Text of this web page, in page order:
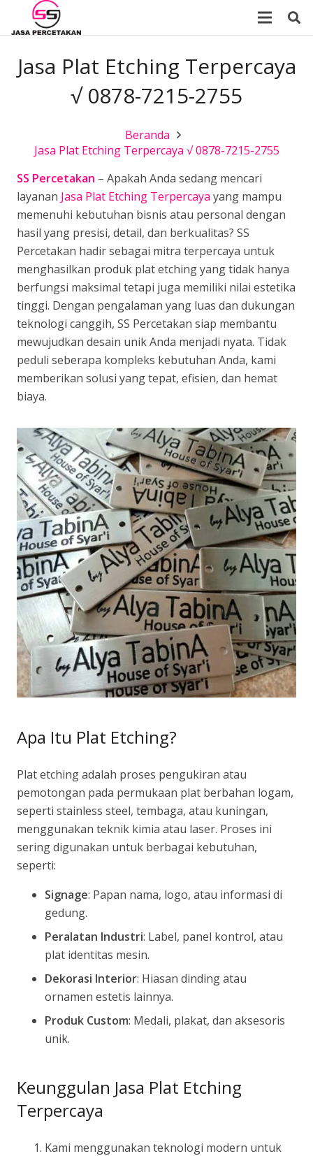
Jasa Plat Etching Terpercaya
√ 0878-7215-2755
Beranda
Jasa Plat Etching Terpercaya √ 0878-7215-2755
SS Percetakan – Apakah Anda sedang mencari
layanan Jasa Plat Etching Terpercaya yang mampu
memenuhi kebutuhan bisnis atau personal dengan
hasil yang presisi, detail, dan berkualitas? SS
Percetakan hadir sebagai mitra terpercaya untuk
menghasilkan produk plat etching yang tidak hanya
berfungsi maksimal tetapi juga memiliki nilai estetika
tinggi. Dengan pengalaman yang luas dan dukungan
teknologi canggih, SS Percetakan siap membantu
mewujudkan desain unik Anda menjadi nyata. Tidak
peduli seberapa kompleks kebutuhan Anda, kami
memberikan solusi yang tepat, efisien, dan hemat
biaya.
Apa Itu Plat Etching?
Plat etching adalah proses pengukiran atau
pemotongan pada permukaan plat berbahan logam,
seperti stainless steel, tembaga, atau kuningan,
menggunakan teknik kimia atau laser. Proses ini
sering digunakan untuk berbagai kebutuhan,
seperti:
Signage: Papan nama, logo, atau informasi di
gedung.
Peralatan Industri: Label, panel kontrol, atau
plat identitas mesin.
Dekorasi Interior: Hiasan dinding atau
ornamen estetis lainnya.
Produk Custom: Medali, plakat, dan aksesoris
unik.
Keunggulan Jasa Plat Etching
Terpercaya
Kami menggunakan teknologi modern untuk